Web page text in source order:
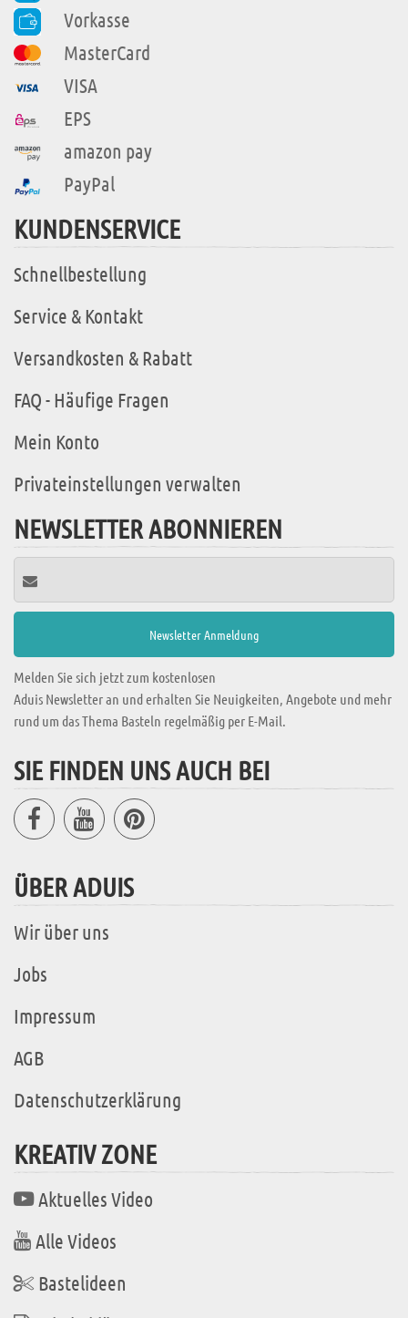
Vorkasse
MasterCard
VISA
EPS
amazon pay
PayPal
KUNDENSERVICE
Schnellbestellung
Service & Kontakt
Versandkosten & Rabatt
FAQ - Häufige Fragen
Mein Konto
Privateinstellungen verwalten
NEWSLETTER ABONNIEREN
Melden Sie sich jetzt zum kostenlosen
Aduis Newsletter an und erhalten Sie Neuigkeiten, Angebote und mehr
rund um das Thema Basteln regelmäßig per E-Mail.
SIE FINDEN UNS AUCH BEI
ÜBER ADUIS
Wir über uns
Jobs
Impressum
AGB
Datenschutzerklärung
KREATIV ZONE
Aktuelles Video
Alle Videos
Bastelideen